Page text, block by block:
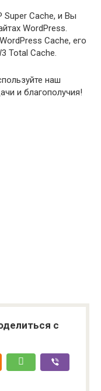
Super Cache, и Вы
WordPress.
Cache, его
Total Cache.
наш
и благополучия!
с